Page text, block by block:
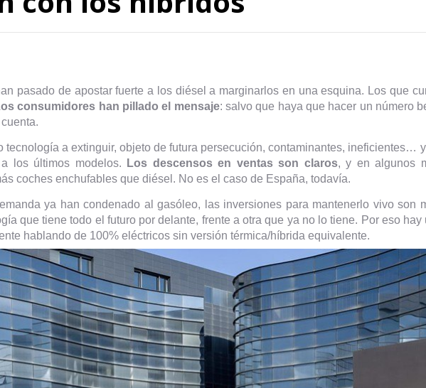
pasado de apostar fuerte a los diésel a marginarlos en una esquina. Los que
consumidores han pillado el mensaje: salvo que haya que hacer un número
tecnología a extinguir, objeto de futura persecución, contaminantes, ineficientes…
los últimos modelos.
Los descensos en ventas son claros, y en algunos
coches enchufables que diésel. No es el caso de España, todavía.
ya han condenado al gasóleo, las inversiones para mantenerlo vivo son
que tiene todo el futuro por delante, frente a otra que ya no lo tiene. Por eso hay
hablando de 100% eléctricos sin versión térmica/híbrida equivalente.